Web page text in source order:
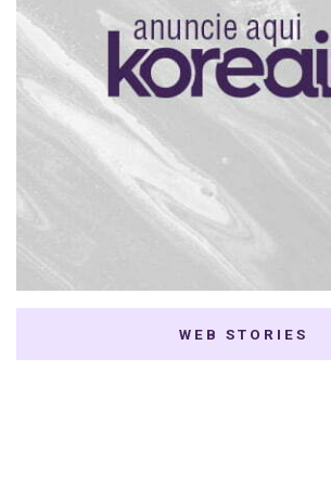
WEB STORIES
7 K-dramas Enemies
to Lovers
Thai
First e